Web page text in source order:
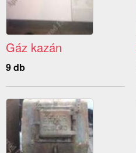
Gáz kazán
9 db